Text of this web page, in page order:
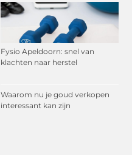
Fysio Apeldoorn: snel van
klachten naar herstel
Waarom nu je goud verkopen
interessant kan zijn